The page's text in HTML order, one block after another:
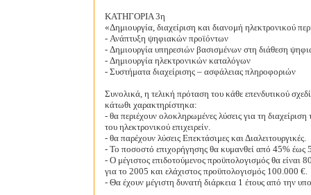
ΚΑΤΗΓΟΡΙΑ 3η
«Δημιουργία, διαχείριση και διανομή ηλεκτρονικού
- Ανάπτυξη ψηφιακών προϊόντων
- Δημιουργία υπηρεσιών βασισμένων στη διάθεση
- Δημιουργία ηλεκτρονικών καταλόγων
- Συστήματα διαχείρισης – ασφάλειας πληροφοριών
Συνολικά, η τελική πρόταση του κάθε επενδυτικού
κάτωθι χαρακτηρίστηκα:
- θα περιέχουν ολοκληρωμένες λύσεις για τη
του ηλεκτρονικού επιχειρείν.
- θα παρέχουν λύσεις Επεκτάσιμες και Διαλειτουργικές.
- Το ποσοστό επιχορήγησης θα κυμανθεί από 45% έως
- Ο μέγιστος επιδοτούμενος προϋπολογισμός θα είναι
για το 2005 και ελάχιστος προϋπολογισμός 100.000 €.
- Θα έχουν μέγιστη δυνατή διάρκεια 1 έτους από την